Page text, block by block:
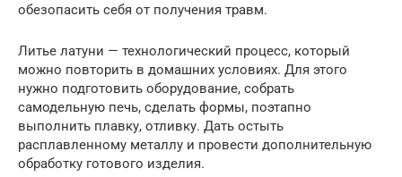
обезопасить себя от получения травм.
Литье латуни — технологический процесс, который
можно повторить в домашних условиях. Для этого
нужно подготовить оборудование, собрать
самодельную печь, сделать формы, поэтапно
выполнить плавку, отливку. Дать остыть
расплавленному металлу и провести дополнительную
обработку готового изделия.